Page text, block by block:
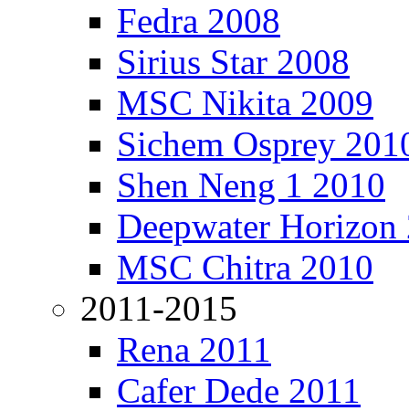
Fedra 2008
Sirius Star 2008
MSC Nikita 2009
Sichem Osprey
Shen Neng 1 2010
Deepwater Horizon
MSC Chitra 2010
2011-2015
Rena 2011
Cafer Dede 2011